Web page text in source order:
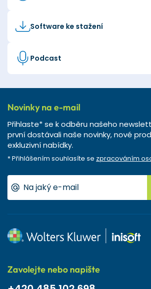
Software ke stažení
Podcast
Novinky na e-mail
Přihlaste* se k odběru našeho
první dostávali naše novinky, nové
exkluzivní nabídky.
* Přihlášením souhlasíte se zpracováním
Zavolejte nebo napište